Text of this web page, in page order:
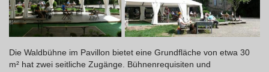
Die Waldbühne im Pavillon bietet eine Grundfläche von etwa 30
m² hat zwei seitliche Zugänge. Bühnenrequisiten und